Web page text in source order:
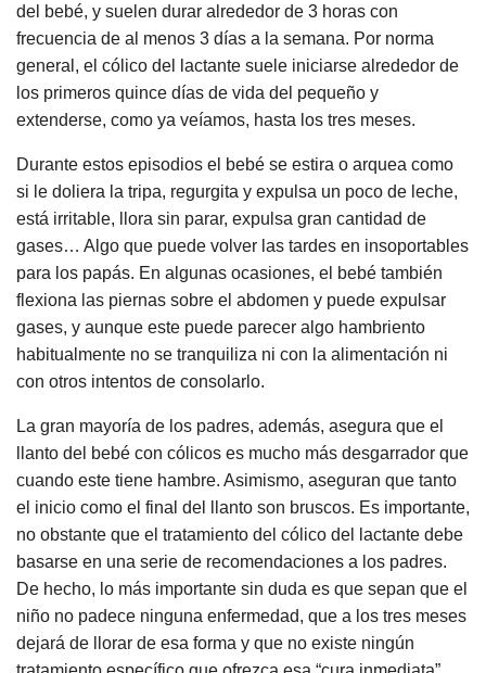
del bebé, y suelen durar alrededor de 3 horas con
frecuencia de al menos 3 días a la semana. Por norma
general, el cólico del lactante suele iniciarse alrededor de
los primeros quince días de vida del pequeño y
extenderse, como ya veíamos, hasta los tres meses.
Durante estos episodios el bebé se estira o arquea como
si le doliera la tripa, regurgita y expulsa un poco de leche,
está irritable, llora sin parar, expulsa gran cantidad de
gases… Algo que puede volver las tardes en insoportables
para los papás. En algunas ocasiones, el bebé también
flexiona las piernas sobre el abdomen y puede expulsar
gases, y aunque este puede parecer algo hambriento
habitualmente no se tranquiliza ni con la alimentación ni
con otros intentos de consolarlo.
La gran mayoría de los padres, además, asegura que el
llanto del bebé con cólicos es mucho más desgarrador que
cuando este tiene hambre. Asimismo, aseguran que tanto
el inicio como el final del llanto son bruscos. Es importante,
no obstante que el tratamiento del cólico del lactante debe
basarse en una serie de recomendaciones a los padres.
De hecho, lo más importante sin duda es que sepan que el
niño no padece ninguna enfermedad, que a los tres meses
dejará de llorar de esa forma y que no existe ningún